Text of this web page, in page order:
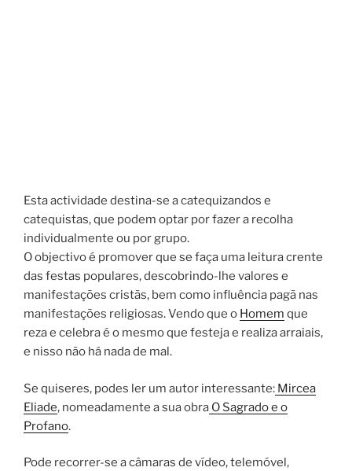
Esta actividade destina-se a catequizandos e
catequistas, que podem optar por fazer a recolha
individualmente ou por grupo.
O objectivo é promover que se faça uma leitura crente
das festas populares, descobrindo-lhe valores e
manifestações cristãs, bem como influência pagã nas
manifestações religiosas. Vendo que o Homem que
reza e celebra é o mesmo que festeja e realiza arraiais,
e nisso não há nada de mal.
Se quiseres, podes ler um autor interessante: Mircea
Eliade, nomeadamente a sua obra O Sagrado e o
Profano.
Pode recorrer-se a câmaras de vídeo, telemóvel,